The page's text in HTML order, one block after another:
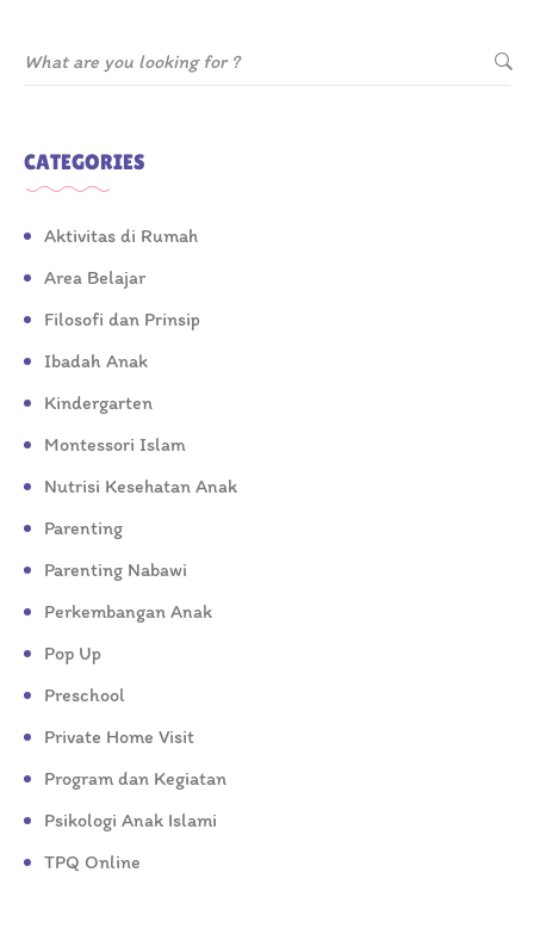
CATEGORIES
Aktivitas di Rumah
Area Belajar
Filosofi dan Prinsip
Ibadah Anak
Kindergarten
Montessori Islam
Nutrisi Kesehatan Anak
Parenting
Parenting Nabawi
Perkembangan Anak
Pop Up
Preschool
Private Home Visit
Program dan Kegiatan
Psikologi Anak Islami
TPQ Online